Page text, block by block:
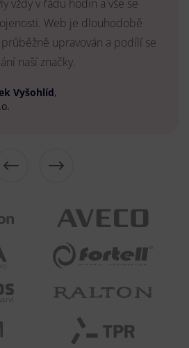
vždy v řádu hodin a vše se
Web je dlouhodobě
upravován a podílí se
naší značky.
Vyšohlíd,